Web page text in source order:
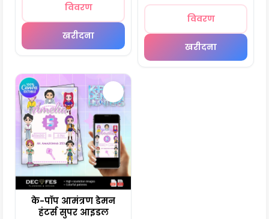
विवरण
खरीदना
विवरण
खरीदना
के-पॉप आमंत्रण डेमन
हंटर्स सुपर आइडल